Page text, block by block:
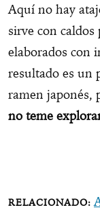
Aquí no hay
sirve con
elaborados con
resultado es un
ramen japonés,
no teme